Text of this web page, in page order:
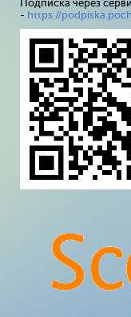
Подписка через
- https://